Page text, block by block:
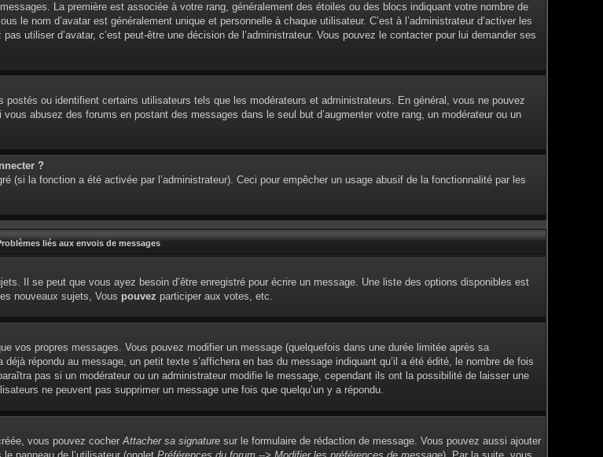
La première est associée à votre rang, généralement des étoiles ou des blocs indiquant votre nombre de
le nom d’avatar est généralement unique et personnelle à chaque utilisateur. C’est à l’administrateur d’activer les
utiliser d’avatar, c’est peut-être une décision de l’administrateur. Vous pouvez le contacter pour lui demander ses
ou identifient certains utilisateurs tels que les modérateurs et administrateurs. En général, vous ne pouvez
abusez des forums en postant des messages dans le seul but d’augmenter votre rang, un modérateur ou un
?
(si la fonction a été activée par l’administrateur). Ceci pour empêcher un usage abusif de la fonctionnalité par les
liés aux envois de messages
Il se peut que vous ayez besoin d’être enregistré pour écrire un message. Une liste des options disponibles est
nouveaux sujets, Vous pouvez participer aux votes, etc.
vos propres messages. Vous pouvez modifier un message (quelquefois dans une durée limitée après sa
répondu au message, un petit texte s’affichera en bas du message indiquant qu’il a été édité, le nombre de fois
pas si un modérateur ou un administrateur modifie le message, cependant ils ont la possibilité de laisser une
ne peuvent pas supprimer un message une fois que quelqu’un y a répondu.
vous pouvez cocherAttacher sa signature sur le formulaire de rédaction de message. Vous pouvez aussi ajouter